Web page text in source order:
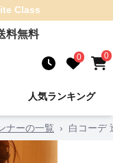
Class
料無料
0 0
人気ランキング
ナーの一覧 › 白コーデ